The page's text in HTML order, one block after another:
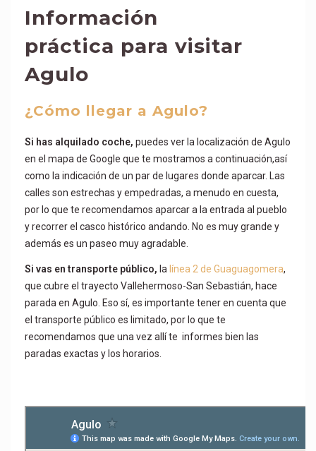
Información
práctica para visitar
Agulo
¿Cómo llegar a Agulo?
Si has alquilado coche, puedes ver la localización de Agulo
en el mapa de Google que te mostramos a continuación,así
como la indicación de un par de lugares donde aparcar. Las
calles son estrechas y empedradas, a menudo en cuesta,
por lo que te recomendamos aparcar a la entrada al pueblo
y recorrer el casco histórico andando. No es muy grande y
además es un paseo muy agradable.
Si vas en transporte público, la línea 2 de Guaguagomera,
que cubre el trayecto Vallehermoso-San Sebastián, hace
parada en Agulo. Eso sí, es importante tener en cuenta que
el transporte público es limitado, por lo que te
recomendamos que una vez allí te informes bien las
paradas exactas y los horarios.